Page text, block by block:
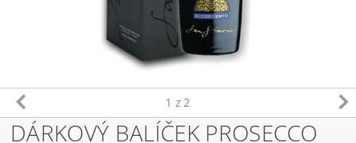
1 z 2
DÁRKOVÝ BALÍČEK PROSECCO